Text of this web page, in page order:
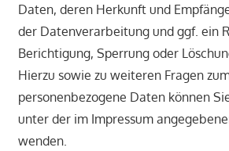
Daten, deren Herkunft und
der Datenverarbeitung und ggf. ein
Berichtigung, Sperrung oder
Hierzu sowie zu weiteren Fragen
personenbezogene Daten können
unter der im Impressum
wenden.